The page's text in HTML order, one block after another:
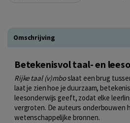
Omschrijving
Betekenisvol taal- en
Rijke taal (v)mboslaat een brug
laat je zien hoe je duurzaam,
leesonderwijs geeft, zodat elke
vergroten. De auteurs onderbouwen
wetenschappelijke bronnen.